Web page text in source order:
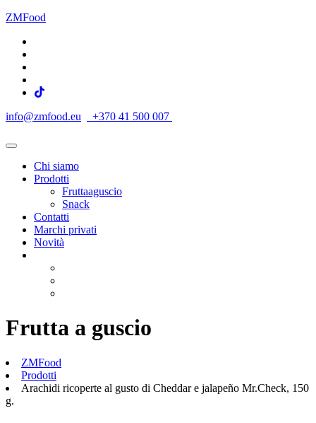
ZMFood
info@zmfood.eu +370 41 500 007
Chi siamo
Prodotti
Fruttaaguscio
Snack
Contatti
Marchi privati
Novità
Frutta a guscio
ZMFood
Prodotti
Arachidi ricoperte al gusto di Cheddar e jalapeño Mr.Check, 150
g.